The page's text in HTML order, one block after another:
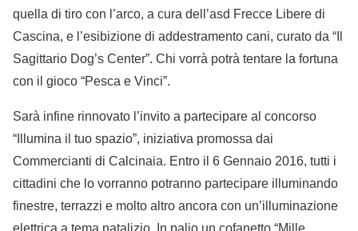
quella di tiro con l’arco, a cura dell’asd Frecce Libere di
Cascina, e l’esibizione di addestramento cani, curato da “Il
Sagittario Dog’s Center”. Chi vorrà potrà tentare la fortuna
con il gioco “Pesca e Vinci”.
Sarà infine rinnovato l’invito a partecipare al concorso
“Illumina il tuo spazio”, iniziativa promossa dai
Commercianti di Calcinaia. Entro il 6 Gennaio 2016, tutti i
cittadini che lo vorranno potranno partecipare illuminando
finestre, terrazzi e molto altro ancora con un’illuminazione